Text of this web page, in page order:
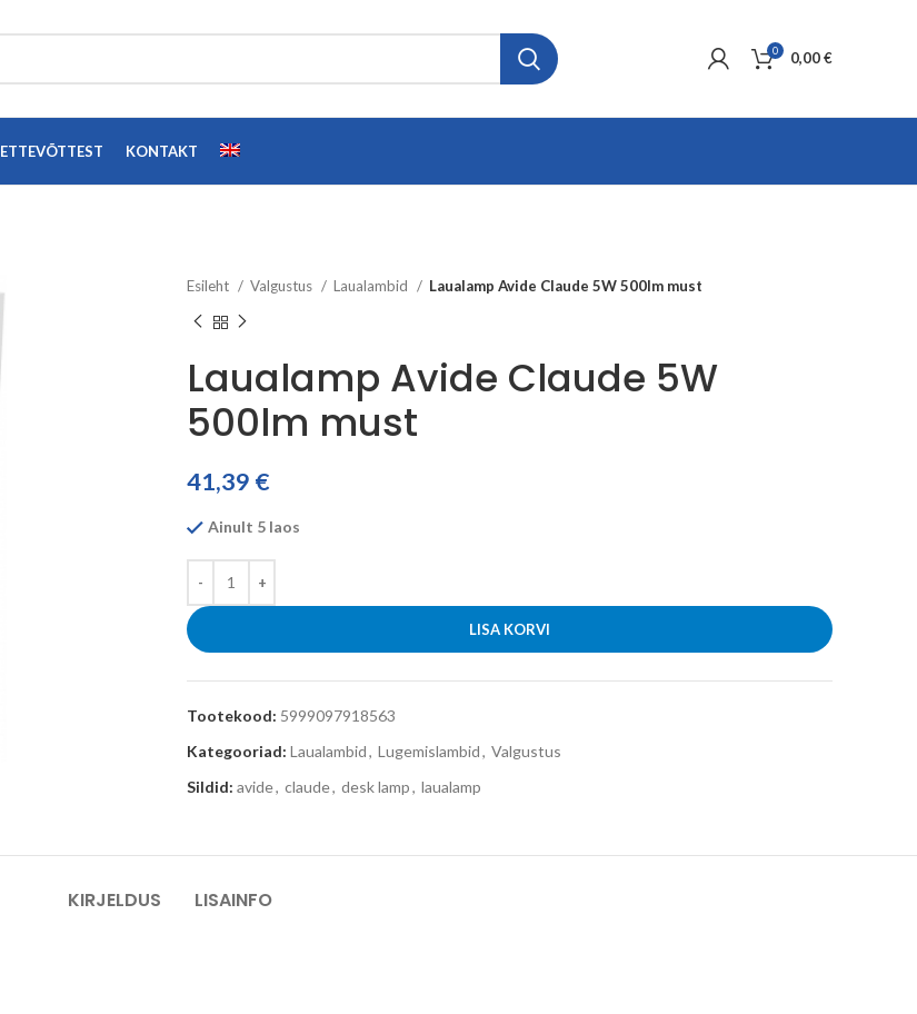
0 0,00€
ETTEVÕTTEST KONTAKT
Esileht Valgustus Laualambid Laualamp Avide Claude 5W 500lm must
Laualamp Avide Claude 5W
500lm must
41,39 €
Ainult 5 laos
LISA KORVI
Tootekood: 5999097918563
Kategooriad: Laualambid, Lugemislambid, Valgustus
Sildid: avide, claude, desk lamp, laualamp
KIRJELDUS LISAINFO